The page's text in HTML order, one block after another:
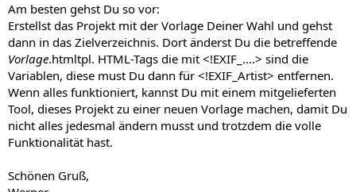
Am besten gehst Du so vor:
Erstellst das Projekt mit der Vorlage Deiner Wahl und gehst
dann in das Zielverzeichnis. Dort änderst Du die betreffende
Vorlage.htmltpl. HTML-Tags die mit <!EXIF_....> sind die
Variablen, diese must Du dann für <!EXIF_Artist> entfernen.
Wenn alles funktioniert, kannst Du mit einem mitgelieferten
Tool, dieses Projekt zu einer neuen Vorlage machen, damit Du
nicht alles jedesmal ändern musst und trotzdem die volle
Funktionalität hast.
Schönen Gruß,